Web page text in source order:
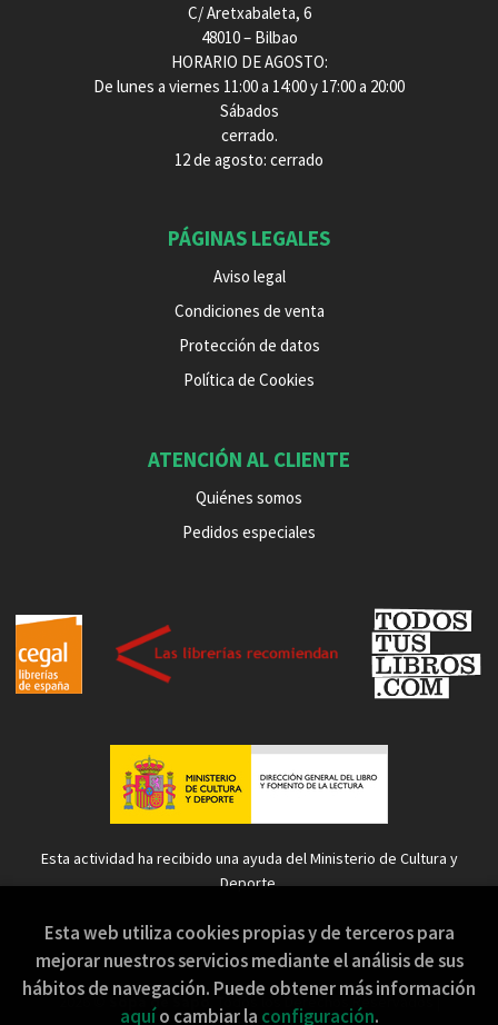
C/ Aretxabaleta, 6
48010 – Bilbao
HORARIO DE AGOSTO:
De lunes a viernes 11:00 a 14:00 y 17:00 a 20:00
Sábados
cerrado.
12 de agosto: cerrado
PÁGINAS LEGALES
Aviso legal
Condiciones de venta
Protección de datos
Política de Cookies
ATENCIÓN AL CLIENTE
Quiénes somos
Pedidos especiales
Esta actividad ha recibido una ayuda del Ministerio de Cultura y
Deporte.
2026 © Sopa de Sapo . Todos los Derechos Reservados |
Esta web utiliza cookies propias y de terceros para
mejorar nuestros servicios mediante el análisis de sus
hábitos de navegación. Puede obtener más información
aquío cambiar la configuración.